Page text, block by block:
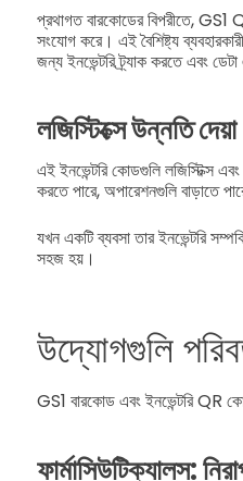
প্রথাগত বারকোডের বিপরীতে, GS1
সংযোগ করে। এই বৈশিষ্ট্য
জন্য ইনভেন্টরি ট্র্যাক করতে এবং
লজিস্টিক্সে উন্নতি
এই ইনভেন্টরি কোডগুলি লজিস্টিক্স
করতে পারে, অপারেশনগুলি বাড়াতে
যখন একটি ব্যবসা তার ইনভেন্টরি
সহজ হয়।
উদ্যোগগুলি
GS1 বারকোড এবং ইনভেন্টরি QR
ফার্মাসিউটিক্যালস: